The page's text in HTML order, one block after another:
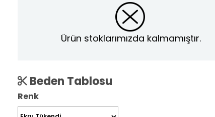
Ürün stoklarımızda kalmamıştır.
Beden Tablosu
Renk